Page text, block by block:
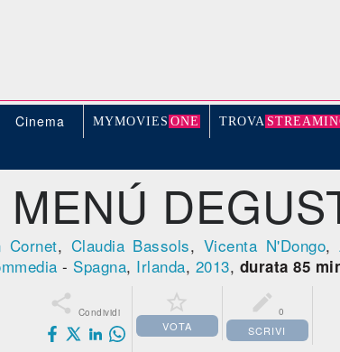
Cinema MYMOVIE S ONE TROVA
MENÚ
Cornet, Claudia Bassols, Vicenta N'Dongo,
- Spagna, Irlanda, 2013, durata 85
 Condividi 
VOTA
 0
SCRIVI